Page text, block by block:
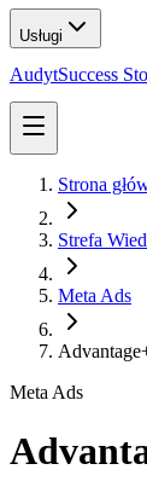
Usługi
AudytSuccess
Strona
Strefa
Meta Ads
Meta Ads